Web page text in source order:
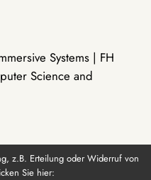
Systems | FH
Science and
z.B. Erteilung oder Widerruf von
Sie hier: